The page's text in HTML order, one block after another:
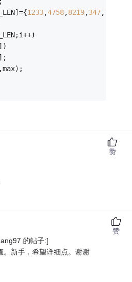
1233,4758,8219,347,1273
,max);
赞
的帖子:]
。新手，希望详细点。谢谢
赞